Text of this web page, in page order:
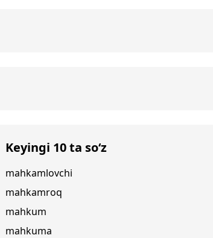
Keyingi 10 ta so‘z
mahkamlovchi
mahkamroq
mahkum
mahkuma